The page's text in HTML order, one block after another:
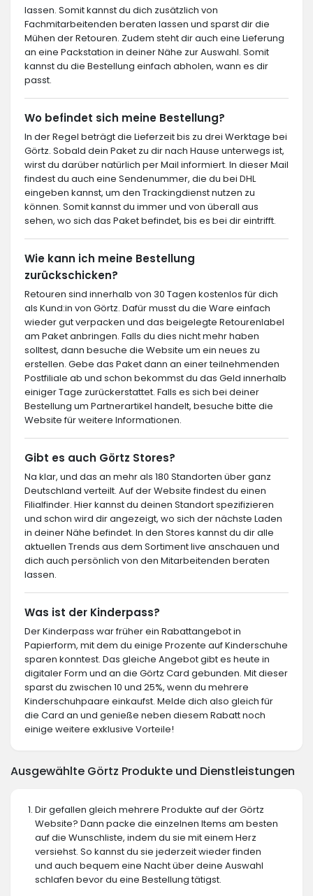
lassen. Somit kannst du dich zusätzlich von
Fachmitarbeitenden beraten lassen und sparst dir die
Mühen der Retouren. Zudem steht dir auch eine Lieferung
an eine Packstation in deiner Nähe zur Auswahl. Somit
kannst du die Bestellung einfach abholen, wann es dir
passt.
Wo befindet sich meine Bestellung?
In der Regel beträgt die Lieferzeit bis zu drei Werktage bei
Görtz. Sobald dein Paket zu dir nach Hause unterwegs ist,
wirst du darüber natürlich per Mail informiert. In dieser Mail
findest du auch eine Sendenummer, die du bei DHL
eingeben kannst, um den Trackingdienst nutzen zu
können. Somit kannst du immer und von überall aus
sehen, wo sich das Paket befindet, bis es bei dir eintrifft.
Wie kann ich meine Bestellung
zurückschicken?
Retouren sind innerhalb von 30 Tagen kostenlos für dich
als Kund:in von Görtz. Dafür musst du die Ware einfach
wieder gut verpacken und das beigelegte Retourenlabel
am Paket anbringen. Falls du dies nicht mehr haben
solltest, dann besuche die Website um ein neues zu
erstellen. Gebe das Paket dann an einer teilnehmenden
Postfiliale ab und schon bekommst du das Geld innerhalb
einiger Tage zurückerstattet. Falls es sich bei deiner
Bestellung um Partnerartikel handelt, besuche bitte die
Website für weitere Informationen.
Gibt es auch Görtz Stores?
Na klar, und das an mehr als 180 Standorten über ganz
Deutschland verteilt. Auf der Website findest du einen
Filialfinder. Hier kannst du deinen Standort spezifizieren
und schon wird dir angezeigt, wo sich der nächste Laden
in deiner Nähe befindet. In den Stores kannst du dir alle
aktuellen Trends aus dem Sortiment live anschauen und
dich auch persönlich von den Mitarbeitenden beraten
lassen.
Was ist der Kinderpass?
Der Kinderpass war früher ein Rabattangebot in
Papierform, mit dem du einige Prozente auf Kinderschuhe
sparen konntest. Das gleiche Angebot gibt es heute in
digitaler Form und an die Görtz Card gebunden. Mit dieser
sparst du zwischen 10 und 25%, wenn du mehrere
Kinderschuhpaare einkaufst. Melde dich also gleich für
die Card an und genieße neben diesem Rabatt noch
einige weitere exklusive Vorteile!
Ausgewählte Görtz Produkte und Dienstleistungen
Dir gefallen gleich mehrere Produkte auf der Görtz
Website? Dann packe die einzelnen Items am besten
auf die Wunschliste, indem du sie mit einem Herz
versiehst. So kannst du sie jederzeit wieder finden
und auch bequem eine Nacht über deine Auswahl
schlafen bevor du eine Bestellung tätigst.